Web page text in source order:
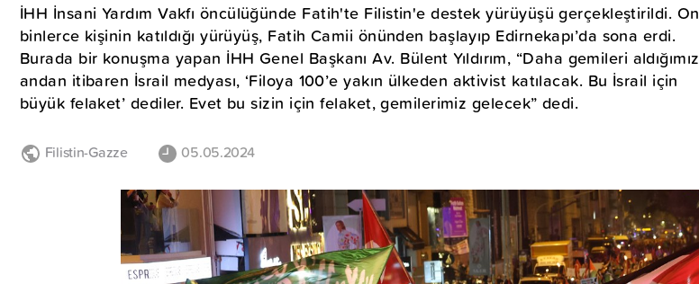
İHH İnsani Yardım Vakfı öncülüğünde Fatih'te Filistin'e destek yürüyüşü gerçekleştirildi. On
binlerce kişinin katıldığı yürüyüş, Fatih Camii önünden başlayıp Edirnekapı’da sona erdi.
Burada bir konuşma yapan İHH Genel Başkanı Av. Bülent Yıldırım, “Daha gemileri aldığımız
andan itibaren İsrail medyası, ‘Filoya 100’e yakın ülkeden aktivist katılacak. Bu İsrail için
büyük felaket’ dediler. Evet bu sizin için felaket, gemilerimiz gelecek” dedi.
Filistin-Gazze 05.05.2024